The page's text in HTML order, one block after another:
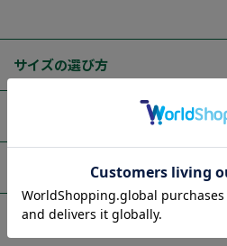
サイズの選び方
はるやまブランド
店舗検索